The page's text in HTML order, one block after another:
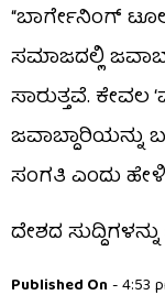
“ಬಾರ್ಗೇನಿಂಗ್
ಸಮಾಜದಲ್ಲಿ
ಸಾರುತ್ತವೆ. ಕೇವಲ
ಜವಾಬ್ದಾರಿಯನ್ನು
ಸಂಗತಿ ಎಂದು
ದೇಶದ
Published On - 4:53